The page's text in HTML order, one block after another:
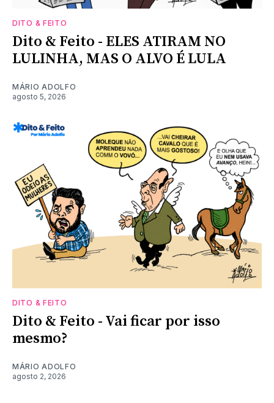
DITO & FEITO
Dito & Feito - ELES ATIRAM NO
LULINHA, MAS O ALVO É LULA
MÁRIO ADOLFO
agosto 5, 2026
DITO & FEITO
Dito & Feito - Vai ficar por isso
mesmo?
MÁRIO ADOLFO
agosto 2, 2026